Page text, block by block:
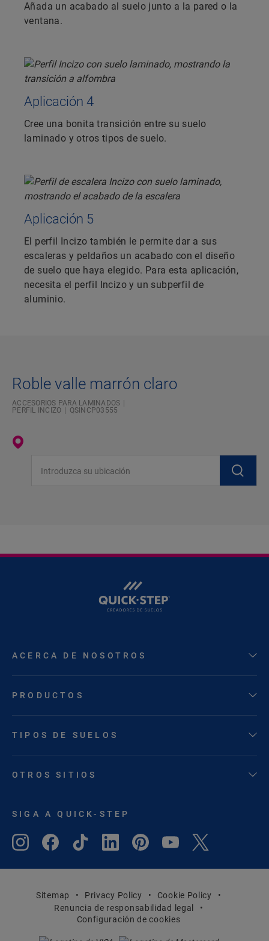
Añada un acabado al suelo junto a la pared o la
ventana.
Aplicación 4
Cree una bonita transición entre su suelo
laminado y otros tipos de suelo.
Aplicación 5
El perfil Incizo también le permite dar a sus
escaleras y peldaños un acabado con el diseño
de suelo que haya elegido. Para esta aplicación,
necesita el perfil Incizo y un subperfil de
aluminio.
Roble valle marrón claro
ACCESORIOS PARA LAMINADOS
PERFIL INCIZO
QSINCP03555
ACERCA DE NOSOTROS
PRODUCTOS
TIPOS DE SUELOS
OTROS SITIOS
SIGA A QUICK-STEP
Sitemap Privacy Policy
Cookie Policy
Renuncia de responsabilidad legal
Configuración de cookies